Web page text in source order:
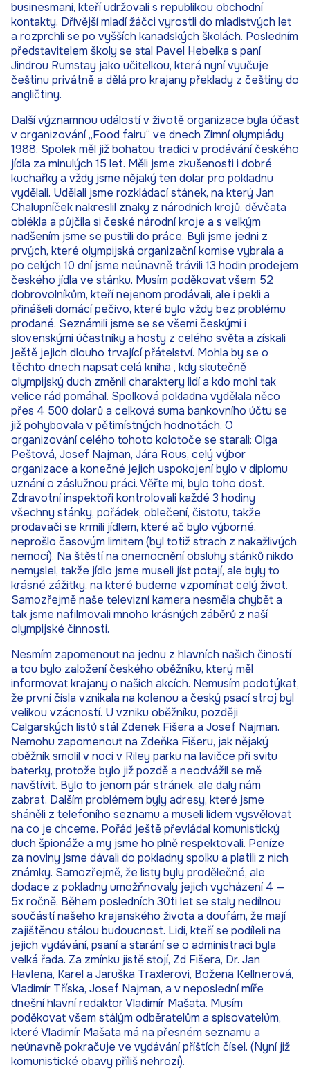
businesmani, kteří udržovali s republikou obchodní
kontakty. Dřívější mladí žáčci vyrostli do mladistvých let
a rozprchli se po vyšších kanadských školách. Posledním
představitelem školy se stal Pavel Hebelka s paní
Jindrou Rumstay jako učitelkou, která nyní vyučuje
češtinu privátně a dělá pro krajany překlady z češtiny do
angličtiny.
Další významnou událostí v životě organizace byla účast
v organizování „Food fairu“ ve dnech Zimní olympiády
1988. Spolek měl již bohatou tradici v prodávání českého
jídla za minulých 15 let. Měli jsme zkušenosti i dobré
kuchařky a vždy jsme nějaký ten dolar pro pokladnu
vydělali. Udělali jsme rozkládací stánek, na který Jan
Chalupníček nakreslil znaky z národních krojů, děvčata
oblékla a půjčila si české národní kroje a s velkým
nadšením jsme se pustili do práce. Byli jsme jedni z
prvých, které olympijská organizační komise vybrala a
po celých 10 dní jsme neúnavně trávili 13 hodin prodejem
českého jídla ve stánku. Musím poděkovat všem 52
dobrovolníkům, kteří nejenom prodávali, ale i pekli a
přinášeli domácí pečivo, které bylo vždy bez problému
prodané. Seznámili jsme se se všemi českými i
slovenskými účastníky a hosty z celého světa a získali
ještě jejich dlouho trvající přátelství. Mohla by se o
těchto dnech napsat celá kniha , kdy skutečně
olympijský duch změnil charaktery lidí a kdo mohl tak
velice rád pomáhal. Spolková pokladna vydělala něco
přes 4 500 dolarů a celková suma bankovního účtu se
již pohybovala v pětimístných hodnotách. O
organizování celého tohoto kolotoče se starali: Olga
Peštová, Josef Najman, Jára Rous, celý výbor
organizace a konečné jejich uspokojení bylo v diplomu
uznání o záslužnou práci. Věřte mi, bylo toho dost.
Zdravotní inspektoři kontrolovali každé 3 hodiny
všechny stánky, pořádek, oblečení, čistotu, takže
prodavači se krmili jídlem, které ač bylo výborné,
neprošlo časovým limitem (byl totiž strach z nakažlivých
nemocí). Na štěstí na onemocnění obsluhy stánků nikdo
nemyslel, takže jídlo jsme museli jíst potají, ale byly to
krásné zážitky, na které budeme vzpomínat celý život.
Samozřejmě naše televizní kamera nesměla chybět a
tak jsme nafilmovali mnoho krásných záběrů z naší
olympijské činnosti.
Nesmím zapomenout na jednu z hlavních našich čiností
a tou bylo založení českého oběžníku, který měl
informovat krajany o našich akcích. Nemusím podotýkat,
že první čísla vznikala na kolenou a český psací stroj byl
velikou vzácností. U vzniku oběžníku, později
Calgarských listů stál Zdenek Fišera a Josef Najman.
Nemohu zapomenout na Zdeňka Fišeru, jak nějaký
oběžník smolil v noci v Riley parku na lavičce při svitu
baterky, protože bylo již pozdě a neodvážil se mě
navštívit. Bylo to jenom pár stránek, ale daly nám
zabrat. Dalším problémem byly adresy, které jsme
sháněli z telefoního seznamu a museli lidem vysvělovat
na co je chceme. Pořád ještě převládal komunistický
duch špionáže a my jsme ho plně respektovali. Peníze
za noviny jsme dávali do pokladny spolku a platili z nich
známky. Samozřejmě, že listy byly prodělečné, ale
dodace z pokladny umožňnovaly jejich vycházení 4 —
5x ročně. Během posledních 30ti let se staly nedílnou
součástí našeho krajanského života a doufám, že mají
zajištěnou stálou budoucnost. Lidi, kteří se podíleli na
jejich vydávání, psaní a starání se o administraci byla
velká řada. Za zmínku jistě stojí, Zd Fišera, Dr. Jan
Havlena, Karel a Jaruška Traxlerovi, Božena Kellnerová,
Vladimír Tříska, Josef Najman, a v neposlední míře
dnešní hlavní redaktor Vladimír Mašata. Musím
poděkovat všem stálým odběratelům a spisovatelům,
které Vladimír Mašata má na přesném seznamu a
neúnavně pokračuje ve vydávání příštích čísel. (Nyní již
komunistické obavy příliš nehrozí).